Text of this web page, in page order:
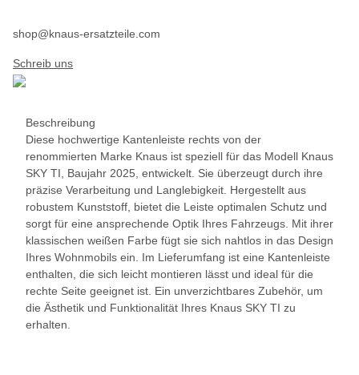
shop@knaus-ersatzteile.com
Schreib uns
Beschreibung
Diese hochwertige Kantenleiste rechts von der
renommierten Marke Knaus ist speziell für das Modell Knaus
SKY TI, Baujahr 2025, entwickelt. Sie überzeugt durch ihre
präzise Verarbeitung und Langlebigkeit. Hergestellt aus
robustem Kunststoff, bietet die Leiste optimalen Schutz und
sorgt für eine ansprechende Optik Ihres Fahrzeugs. Mit ihrer
klassischen weißen Farbe fügt sie sich nahtlos in das Design
Ihres Wohnmobils ein. Im Lieferumfang ist eine Kantenleiste
enthalten, die sich leicht montieren lässt und ideal für die
rechte Seite geeignet ist. Ein unverzichtbares Zubehör, um
die Ästhetik und Funktionalität Ihres Knaus SKY TI zu
erhalten.